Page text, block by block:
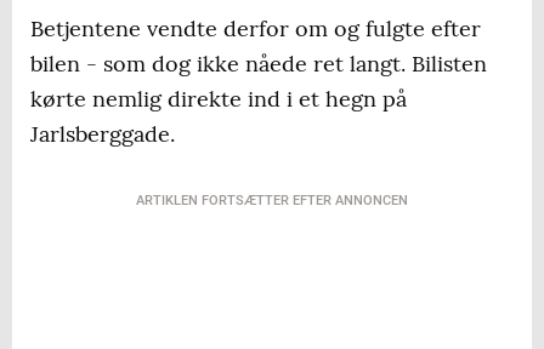
Betjentene vendte derfor om og fulgte efter
bilen - som dog ikke nåede ret langt. Bilisten
kørte nemlig direkte ind i et hegn på
Jarlsberggade.
ARTIKLEN FORTSÆTTER EFTER ANNONCEN